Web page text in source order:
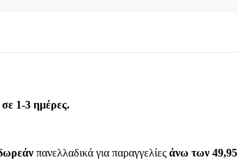
1-3 ημέρες.
πανελλαδικά για παραγγελίες άνω των 49,95